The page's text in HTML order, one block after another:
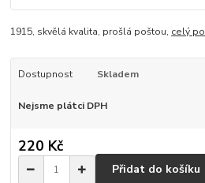
1915, skvělá kvalita, prošlá poštou, celý
Dostupnost Skladem
Nejsme plátci DPH
220 Kč
Přidat do košíku